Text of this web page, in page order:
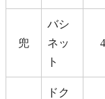
兜
バシ
ネッ
ト
ドク